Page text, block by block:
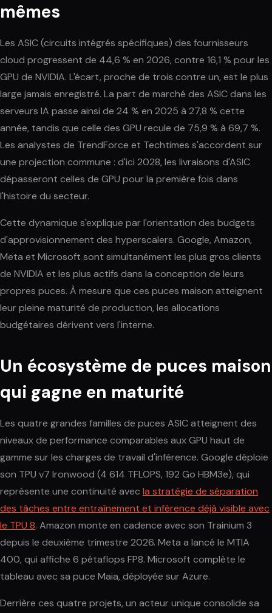
mêmes
Les ASIC (circuits intégrés spécifiques) des fournisseurs
cloud progressent de 44,6 % en 2026, contre 16,1 % pour les
GPU de NVIDIA. L'écart, proche de trois contre un, est le plus
large jamais enregistré. La part de marché des ASIC dans les
serveurs IA passe ainsi de 24 % en 2025 à 27,8 % cette
année, tandis que celle des GPU recule de 75,9 % à 69,7 %.
Les analystes de TrendForce et Techtimes s'accordent sur
une projection commune : d'ici 2028, les livraisons d'ASIC
dépasseront celles de GPU pour la première fois dans
l'histoire du secteur.
Cette dynamique s'explique par l'orientation des budgets
d'approvisionnement des hyperscalers. Google, Amazon,
Meta et Microsoft sont simultanément les plus gros clients
de NVIDIA et les plus actifs dans la conception de leurs
propres puces. À mesure que ces puces maison atteignent
leur pleine maturité de production, les allocations
budgétaires dérivent vers l'interne.
Un écosystème de puces maison
qui gagne en maturité
Les quatre grandes familles de puces ASIC atteignent des
niveaux de performance comparables aux GPU haut de
gamme sur les charges de travail d'inférence. Google déploie
son TPU v7 Ironwood (4 614 TFLOPS, 192 Go HBM3e), qui
représente une continuité avec la stratégie de séparation
des tâches entre entraînement et inférence déjà visible avec
le TPU 8. Amazon monte en cadence avec son Trainium 3
depuis le deuxième trimestre 2026. Meta a lancé le MTIA
400, qui affiche 6 pétaflops FP8. Microsoft complète le
tableau avec sa puce Maia, déployée sur Azure.
Derrière ces quatre projets, un acteur unique consolide sa